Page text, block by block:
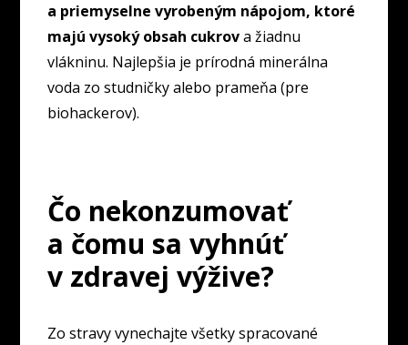
a priemyselne vyrobeným nápojom, ktoré
majú vysoký obsah cukrova žiadnu
vlákninu. Najlepšia je prírodná minerálna
voda zo studničky alebo prameňa (pre
biohackerov).
Čo nekonzumovať
a čomu sa vyhnúť
v zdravej výžive?
Zo stravy vynechajte všetky spracované